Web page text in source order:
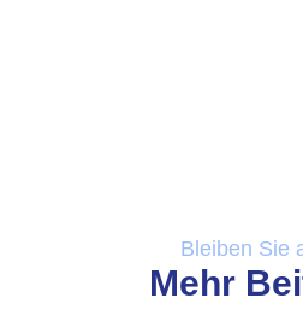
Bleiben Sie
Mehr